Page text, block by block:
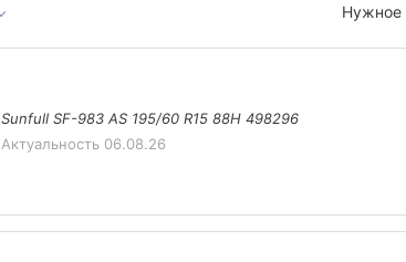
Нужное
Sunfull SF-983 AS 195/60 R15 88H 498296
Актуальность 06.08.26